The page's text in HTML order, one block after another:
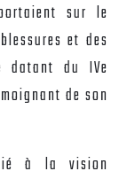
sur le
et des
datant du IVe
de son
à la vision